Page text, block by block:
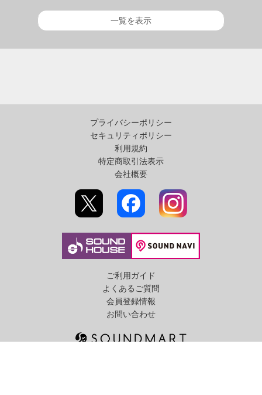
一覧を表示
プライバシーポリシー
セキュリティポリシー
利用規約
特定商取引法表示
会社概要
ご利用ガイド
よくあるご質問
会員登録情報
お問い合わせ